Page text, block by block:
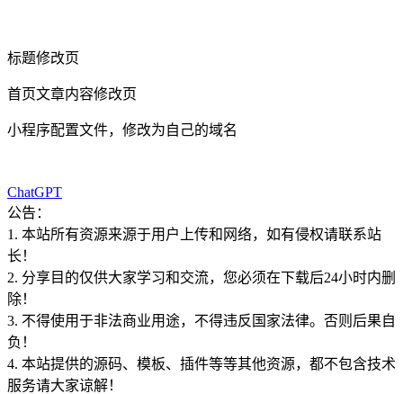
标题修改页
首页文章内容修改页
小程序配置文件，修改为自己的域名
ChatGPT
公告：
1. 本站所有资源来源于用户上传和网络，如有侵权请联系站
长！
2. 分享目的仅供大家学习和交流，您必须在下载后24小时内删
除！
3. 不得使用于非法商业用途，不得违反国家法律。否则后果自
负！
4. 本站提供的源码、模板、插件等等其他资源，都不包含技术
服务请大家谅解！